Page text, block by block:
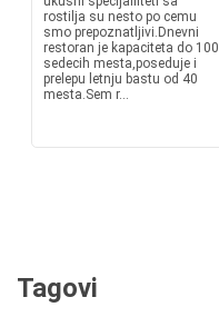
rostilja su nesto po cemu
smo prepoznatljivi.Dnevni
restoran je kapaciteta do 100
sedecih mesta,poseduje i
prelepu letnju bastu od 40
mesta.Sem r...
Tagovi